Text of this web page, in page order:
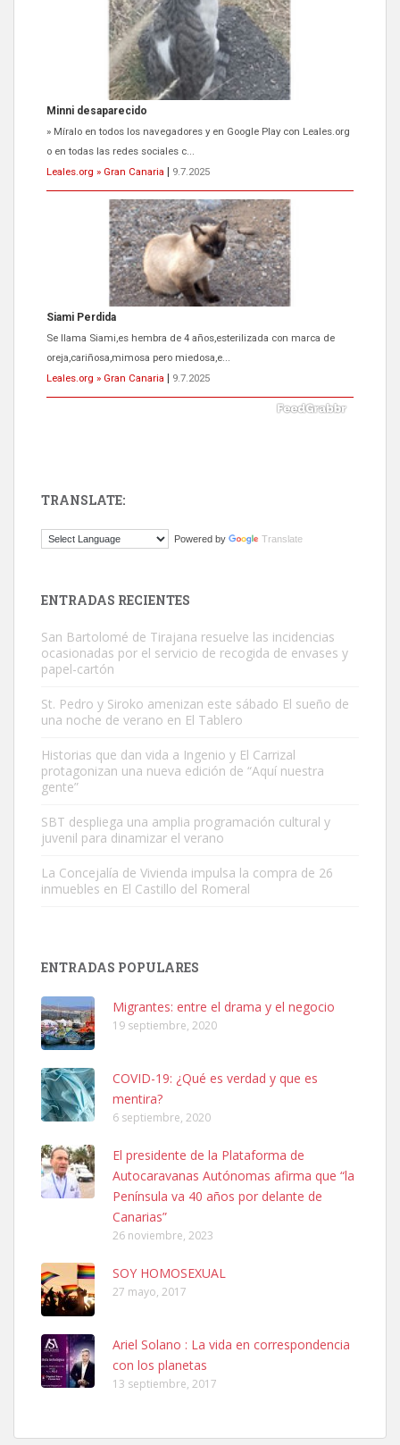
Minni desaparecido
» Míralo en todos los navegadores y en Google Play con Leales.org
o en todas las redes sociales c...
Leales.org » Gran Canaria
9.7.2025
Siami Perdida
Se llama Siami,es hembra de 4 años,esterilizada con marca de
oreja,cariñosa,mimosa pero miedosa,e...
Leales.org » Gran Canaria
9.7.2025
El ayuntamiento se va a llevar a Los Gatos callejeros de la zona los
Este gato macho ha aparecido en la calle hace menos de un mes,
es muy manso y extremadamente cari...
Leales.org » Gran Canaria
Leales.org » Gran Canaria
SHIBA PERDIDO AVDA JOSE MESA Y LOPEZ
PERRO MACHO RAZA SHIBA CON MICROCHIP PERDIDO HOY
06/07/2025 ZONA MESA Y LOPEZ. ES MUY ASUSTADIZO
Leales.org » Gran Canaria
6.7.2025
Ninfa perdida
El día 5 se los perdió una ninfa papillera, asustada tiene miedo a la
calle, se perdió por la zon...
TRANSLATE:
Powered by Translate
ENTRADAS RECIENTES
San Bartolomé de Tirajana resuelve las incidencias
ocasionadas por el servicio de recogida de envases y
papel-cartón
St. Pedro y Siroko amenizan este sábado El sueño de
una noche de verano en El Tablero
Historias que dan vida a Ingenio y El Carrizal
protagonizan una nueva edición de “Aquí nuestra
gente”
SBT despliega una amplia programación cultural y
juvenil para dinamizar el verano
La Concejalía de Vivienda impulsa la compra de 26
inmuebles en El Castillo del Romeral
ENTRADAS POPULARES
Migrantes: entre el drama y el negocio
19 septiembre, 2020
COVID-19: ¿Qué es verdad y que es
mentira?
6 septiembre, 2020
El presidente de la Plataforma de
Autocaravanas Autónomas afirma que “la
Península va 40 años por delante de
Canarias”
26 noviembre, 2023
SOY HOMOSEXUAL
27 mayo, 2017
Ariel Solano : La vida en correspondencia
con los planetas
13 septiembre, 2017